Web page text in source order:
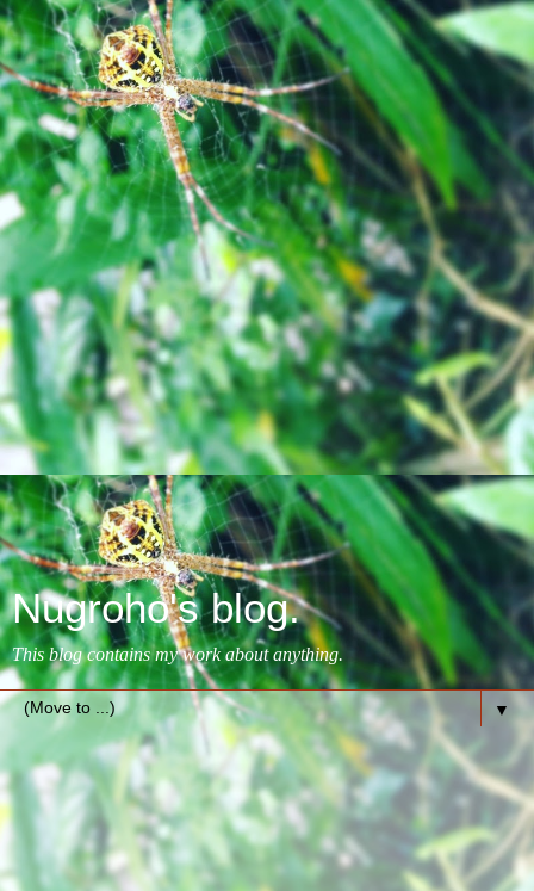
Nugroho's blog.
This blog contains my work about anything.
▼